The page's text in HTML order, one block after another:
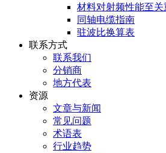
材料对射频性能至关
同轴电缆指南
驻波比换算表
联系方式
联系我们
分销商
地方代表
资源
文章与新闻
常见问题
术语表
行业趋势